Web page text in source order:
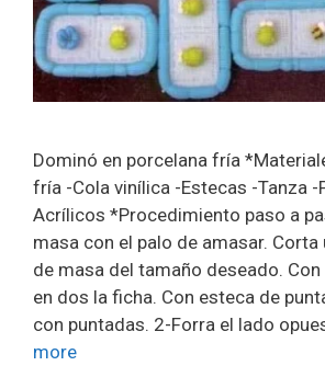
Dominó en porcelana fría
fría -Cola vinílica -Estecas -Tanza -
Acrílicos *Procedimiento paso a
masa con el palo de amasar.
de masa del tamaño deseado.
en dos la ficha. Con esteca de
con puntadas. 2-Forra el lado
more